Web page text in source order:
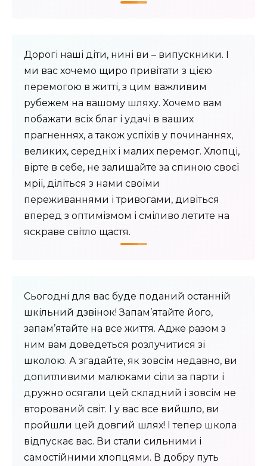
Дорогі наші діти, нині ви – випускники. І
ми вас хочемо щиро привітати з цією
перемогою в житті, з цим важливим
рубежем на вашому шляху. Хочемо вам
побажати всіх благ і удачі в ваших
прагненнях, а також успіхів у починаннях,
великих, середніх і малих перемог. Хлопці,
вірте в себе, не залишайте за спиною своєї
мрії, діліться з нами своїми
переживаннями і тривогами, дивіться
вперед з оптимізмом і сміливо летите на
яскраве світло щастя.
Сьогодні для вас буде поданий останній
шкільний дзвінок! Запам’ятайте його,
запам’ятайте на все життя. Адже разом з
ним вам доведеться розлучитися зі
школою. А згадайте, як зовсім недавно, ви
допитливими малюками сіли за парти і
дружно осягали цей складний і зовсім не
вторований світ. І у вас все вийшло, ви
пройшли цей довгий шлях! І тепер школа
відпускає вас. Ви стали сильними і
самостійними хлопцями. В добру путь